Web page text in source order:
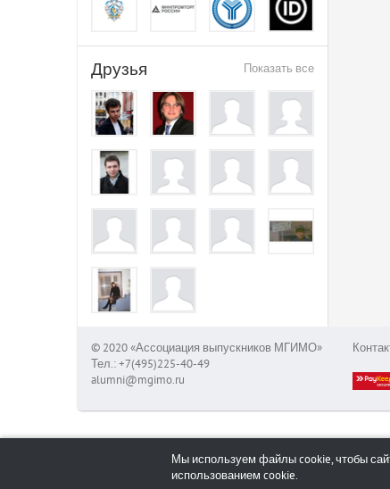
Показать все
Друзья
© 2020 «Ассоциация выпускников МГИМО»
Тел.: +7(495)225-40-49
alumni@mgimo.ru
Мы используем файлы cookie, чтобы
использованием cookie.